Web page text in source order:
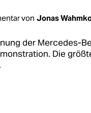
von Jonas
der Mercedes-
Die